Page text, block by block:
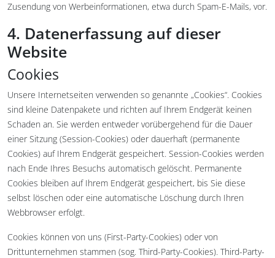
Zusendung von Werbeinformationen, etwa durch Spam-E-Mails, vor.
4. Datenerfassung auf dieser
Website
Cookies
Unsere Internetseiten verwenden so genannte „Cookies“. Cookies
sind kleine Datenpakete und richten auf Ihrem Endgerät keinen
Schaden an. Sie werden entweder vorübergehend für die Dauer
einer Sitzung (Session-Cookies) oder dauerhaft (permanente
Cookies) auf Ihrem Endgerät gespeichert. Session-Cookies werden
nach Ende Ihres Besuchs automatisch gelöscht. Permanente
Cookies bleiben auf Ihrem Endgerät gespeichert, bis Sie diese
selbst löschen oder eine automatische Löschung durch Ihren
Webbrowser erfolgt.
Cookies können von uns (First-Party-Cookies) oder von
Drittunternehmen stammen (sog. Third-Party-Cookies). Third-Party-